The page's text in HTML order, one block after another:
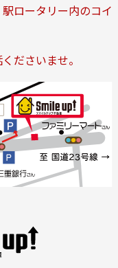
駅ロータリー内のコイ
ださいませ。